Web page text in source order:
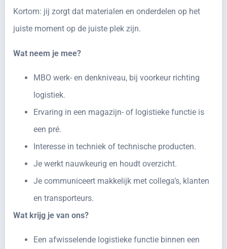
Kortom: jij zorgt dat materialen en onderdelen op het
juiste moment op de juiste plek zijn.
Wat neem je mee?
MBO werk- en denkniveau, bij voorkeur richting
logistiek.
Ervaring in een magazijn- of logistieke functie is
een pré.
Interesse in techniek of technische producten.
Je werkt nauwkeurig en houdt overzicht.
Je communiceert makkelijk met collega’s, klanten
en transporteurs.
Wat krijg je van ons?
Een afwisselende logistieke functie binnen een